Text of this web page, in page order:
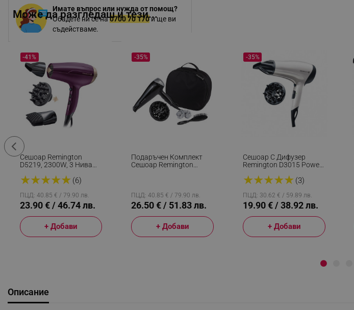
Имате въпрос или нужда от помощ?
Обадете ни се на0700 70 170и ще ви
съдействаме.
Може да разгледаш и тези...
Сешоар Remington
D5219, 2300W, 3 Нива
Приставки, Защита От
★★★★★ (6)
-41%
ПЦД: 40.85 € / 79.90 лв.
23.90 € / 46.74 лв.
+ Добави
Подаръчен Комплект
Сешоар Remington
Аксесоари, Черен
-35%
ПЦД: 40.85 € / 79.90 лв.
26.50 € / 51.83 лв.
+ Добави
Сешоар С Дифузер
Remington D3015 Power
Йонизираща Система,
★★★★★(3)
-35%
ПЦД: 30.62 € / 59.89 лв.
19.90 € / 38.92 лв.
+ Добави
Описание